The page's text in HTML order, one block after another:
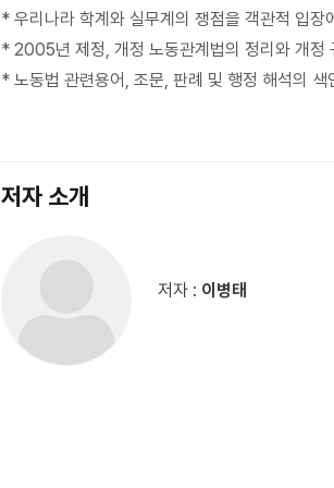
* 우리나라 학계와 실무계의 쟁점을 객관적 입장
* 2005년 제정, 개정 노동관계법의 정리와 개정
* 노동법 관련용어, 조문, 판례 및 행정 해석의 색
저자 소개
저자 : 이병태